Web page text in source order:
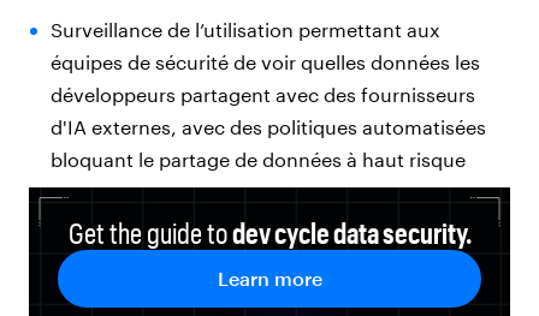
Surveillance de l’utilisation permettant aux
équipes de sécurité de voir quelles données les
développeurs partagent avec des fournisseurs
d'IA externes, avec des politiques automatisées
bloquant le partage de données à haut risque
Get the guide todev cycle data security.
Learn more